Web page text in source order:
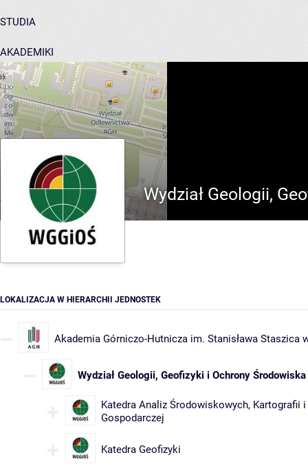
STUDIA
AKADEMIKI
POMOC
Wydział Geologii,
LOKALIZACJA W HIERARCHII JEDNOSTEK
Akademia Górniczo-Hutnicza im. Stanisława Staszica
Wydział Geologii, Geofizyki i Ochrony Środowiska
Katedra Analiz Środowiskowych, Kartografii
Gospodarczej
Katedra Geofizyki